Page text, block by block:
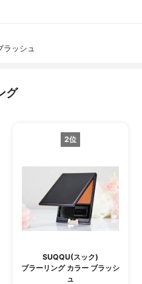
ラッシュ
グ
2位
SUQQU(スック)
ブラーリング カラー ブラッシ
ュ